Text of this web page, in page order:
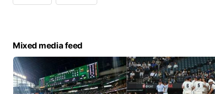
Mixed media feed